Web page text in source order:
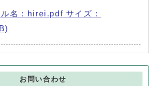
名：hirei.pdf サイズ：
お問い合わせ